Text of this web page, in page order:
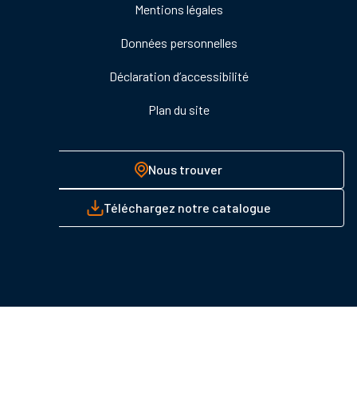
Mentions légales
Données personnelles
Déclaration d’accessibilité
Plan du site
Nous trouver
Téléchargez notre catalogue